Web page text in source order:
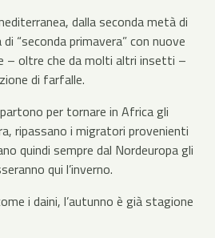
dalla seconda metà di
“seconda primavera” con nuove
– oltre che da molti altri insetti –
di farfalle.
per tornare in Africa gli
ripassano i migratori provenienti
quindi sempre dal Nordeuropa gli
qui l’inverno.
i daini, l’autunno è già stagione